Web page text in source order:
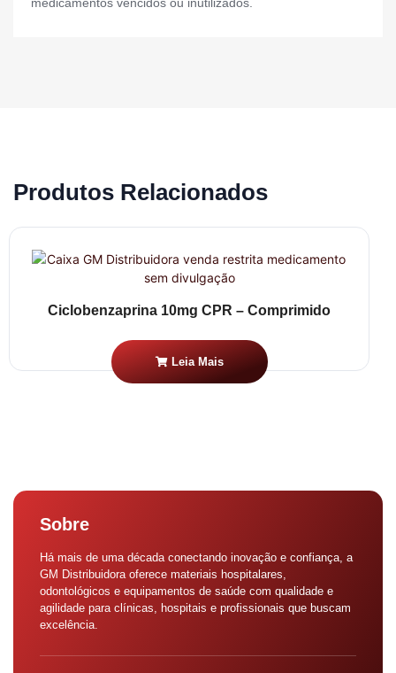
medicamentos vencidos ou inutilizados.
Produtos Relacionados
Ciclobenzaprina 10mg CPR – Comprimido
Leia Mais
Sobre
Há mais de uma década conectando inovação e confiança, a
GM Distribuidora oferece materiais hospitalares,
odontológicos e equipamentos de saúde com qualidade e
agilidade para clínicas, hospitais e profissionais que buscam
excelência.